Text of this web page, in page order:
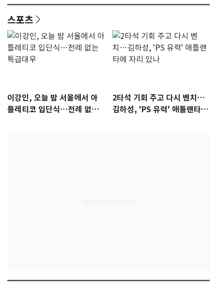
스포츠
이강인, 오늘 밤 서울에서 아
틀레티코 입단식…전례 없는
2타석 기회 주고 다시 벤치…
김하성, 'PS 유력' 애틀랜타에